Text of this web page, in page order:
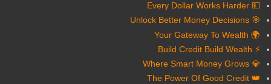
💵 Every Dollar Works Harder
🎯 Unlock Better Money Decisions
🌍 Your Gateway To Wealth
⚡ Build Credit Build Wealth
💎 Where Smart Money Grows
👑 The Power Of Good Credit